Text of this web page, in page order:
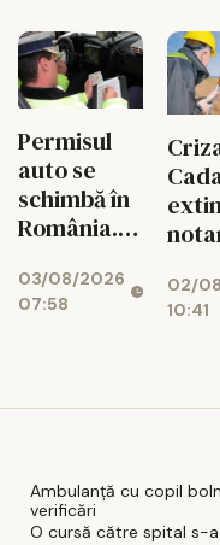
energie în
orele de
vârf
Permisul
auto se
schimbă în
România.
noi îi
așteaptă
intra în
03/08/2026
07:58
și
02/
10:41
Ambulanță cu copil
verificări
O cursă către spital s-